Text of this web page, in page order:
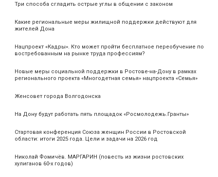
Три способа сгладить острые углы в общении с законом
Какие региональные меры жилищной поддержки действуют для
жителей Дона
Нацпроект «Кадры». Кто может пройти бесплатное переобучение по
востребованным на рынке труда профессиям?
Новые меры социальной поддержки в Ростове-на-Дону в рамках
регионального проекта «Многодетная семья» нацпроекта «Семья»
Женсовет города Волгодонска
На Дону будут работать пять площадок «Росмолодежь.Гранты»
Стартовая конференция Союза женщин России в Ростовской
области: итоги 2025 года. Цели и задачи на 2026 год
Николай Фомичёв. МАРГАРИН (повесть из жизни ростовских
хулиганов 60-х годов)